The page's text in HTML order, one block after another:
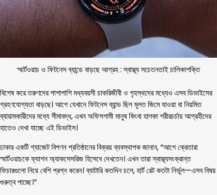
স্মার্টওয়াচ ও ফিটনেস ব্যান্ডে বাড়ছে আগ্রহ : স্বাস্থ্য সচেতনতাই চালিকাশক্তি
বিশেষ করে তরুণদের পাশাপাশি মধ্যবয়সী চাকরিজীবী ও গৃহস্থদের মধ্যেও এসব ডিভাইসের
গ্রহণযোগ্যতা বাড়ছে। আগে যেখানে ফিটনেস ব্যান্ড ছিল মূলত জিমে যাওয়া বা নিয়মিত
ব্যায়ামকারীদের মধ্যে সীমাবদ্ধ, এখন অফিসগামী মানুষ কিংবা হালকা শরীরচর্চায় আগ্রহীদের
হাতেও দেখা যাচ্ছে এই ডিভাইস।
ঢাকার একটি গ্যাজেট বিপণন প্রতিষ্ঠানের বিক্রয় ব্যবস্থাপক জানান, “আগে ক্রেতারা
স্মার্টওয়াচকে ফ্যাশন অ্যাকসেসরিজ হিসেবে দেখতেন। এখন তারা স্বাস্থ্যসংক্রান্ত
ফিচারগুলো নিয়ে বেশি প্রশ্ন করেন। ব্যাটারি কতদিন চলে, হার্ট রেট কতটা নির্ভুল—এসব বিষয়
গুরুত্ব পাচ্ছে।”